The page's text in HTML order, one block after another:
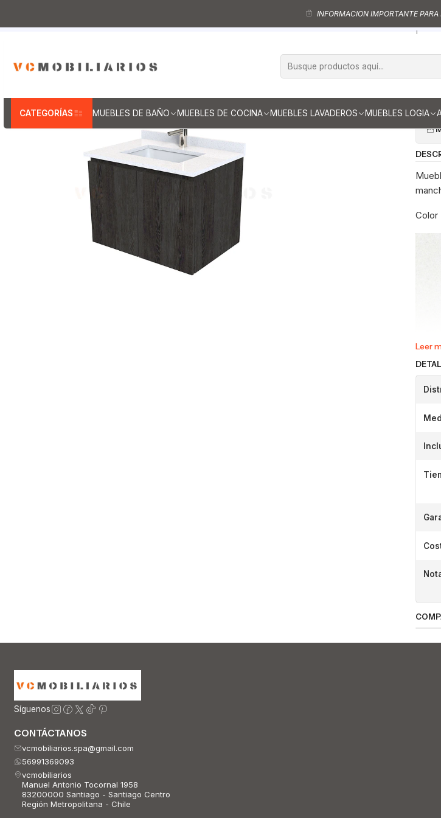
CATEGORÍAS MUEBLES DE BAÑO MUEBLES DE COCINA MUEBLES LAVADEROS MUEBLES LOGIA
INFORMACION IMPORTANTE PARA
Muebles vanitorio aereo - simple Mueble
Mueble vanitorio aereo de 60 cm con cubierta
|
Color
Leer
Síguenos
CONTÁCTANOS
vcmobiliarios.spa@gmail.com
56991369093
vcmobiliarios
Manuel Antonio Tocornal 1958
83200000 Santiago - Santiago Centro
Región Metropolitana - Chile